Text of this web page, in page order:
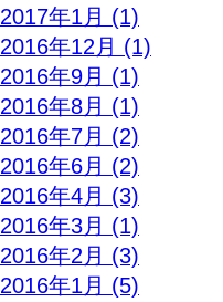
2017年1月 (1)
2016年12月 (1)
2016年9月 (1)
2016年8月 (1)
2016年7月 (2)
2016年6月 (2)
2016年4月 (3)
2016年3月 (1)
2016年2月 (3)
2016年1月 (5)